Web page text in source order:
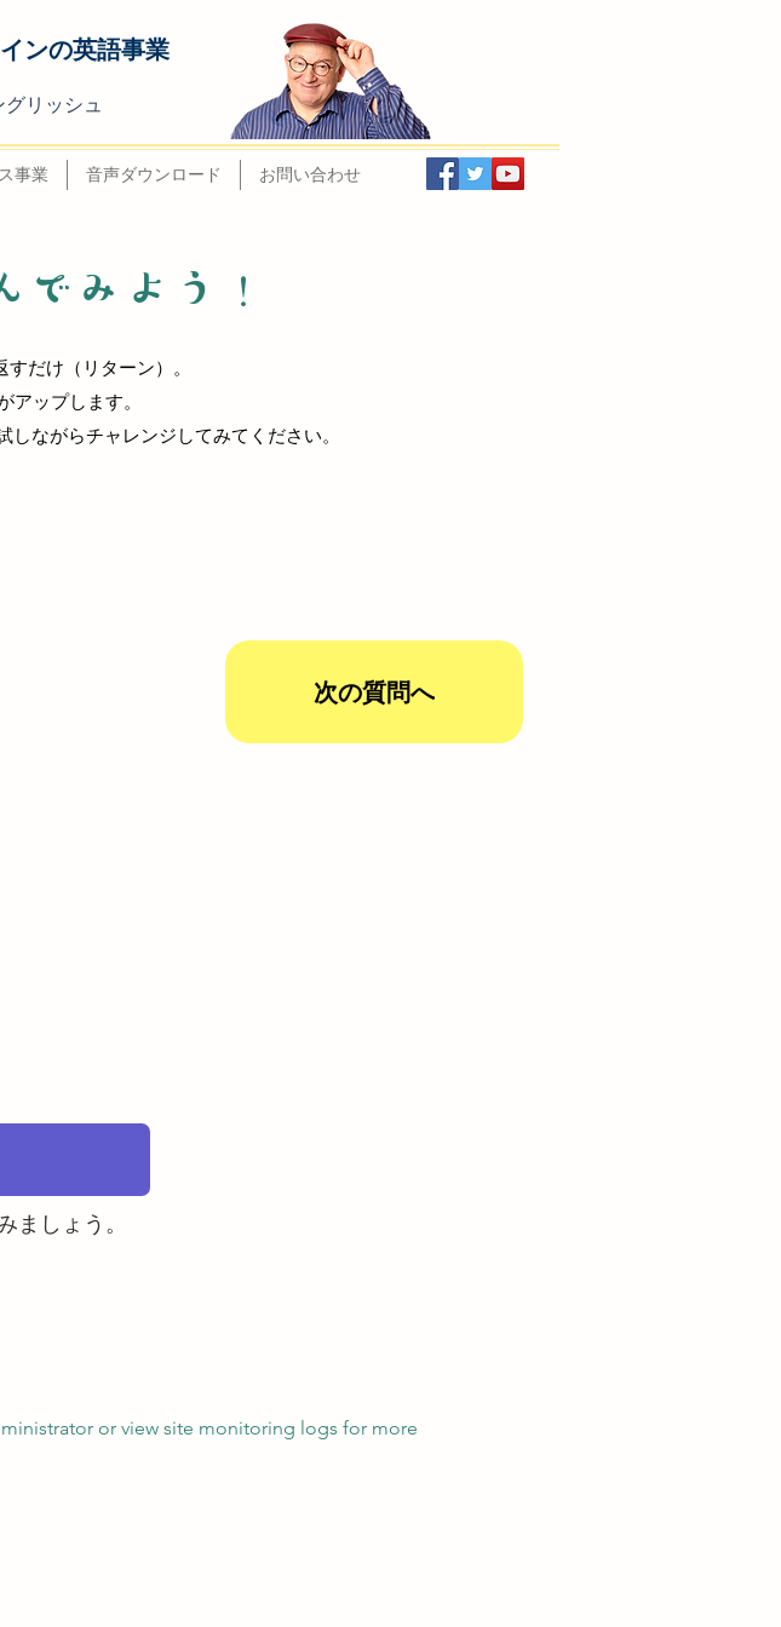
ンの英語事業
リッシュ
事業 音声ダウンロード お問い合わせ
でみよう！
だけ（リターン）。
ップします。
ながらチャレンジしてみてください。
次の質問へ
ましょう。
or view site monitoring logs for more